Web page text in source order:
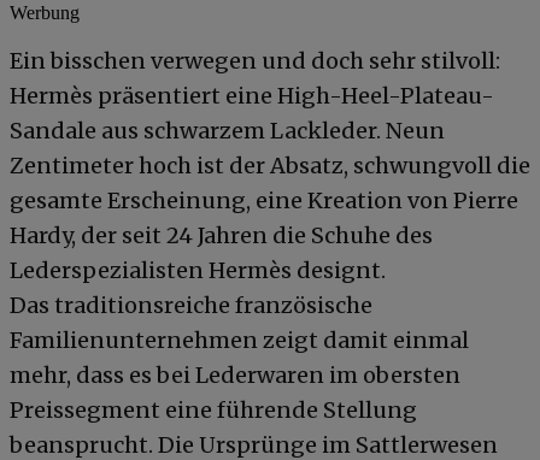
Werbung
Ein bisschen verwegen und doch sehr stilvoll:
Hermès präsentiert eine High-Heel-Plateau-
Sandale aus schwarzem Lackleder. Neun
Zentimeter hoch ist der Absatz, schwungvoll die
gesamte Erscheinung, eine Kreation von Pierre
Hardy, der seit 24 Jahren die Schuhe des
Lederspezialisten Hermès designt.
Das traditionsreiche französische
Familienunternehmen zeigt damit einmal
mehr, dass es bei Lederwaren im obersten
Preissegment eine führende Stellung
beansprucht. Die Ursprünge im Sattlerwesen